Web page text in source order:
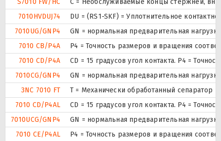
7010HVDUJ74
DU = (RS1-SKF) = Уплотнительное
7010UG/GNP4
GN = нормальная предварительная
7010 CB/P4A
P4 = Точность размеров и вращения
7010 CD/P4A
CD = 15 градусов угол контакта. P4 =
7010CG/GNP4
GN = нормальная предварительная
3NC 7010 FT
T = Механически обработанный сепаратор
7010 CD/P4AL
CD = 15 градусов угол контакта. P4 =
7010UCG/GNP4
GN = нормальная предварительная
7010 CE/P4AL
P4 = Точность размеров и вращения